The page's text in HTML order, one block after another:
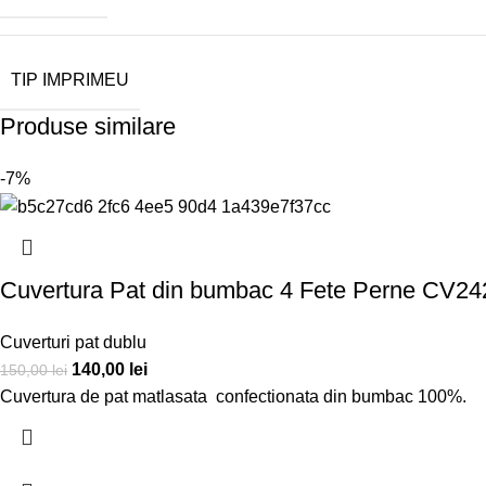
TIP IMPRIMEU
Produse similare
-7%
Cuvertura Pat din bumbac 4 Fete Perne
Cuverturi pat dublu
150,00lei 140,00 lei
Cuvertura de pat matlasata confectionata din bumbac 100%.